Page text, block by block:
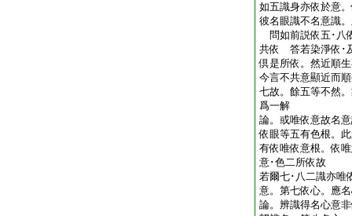
如五識身亦依於意
彼名眼識不名意識
問如前説依五･八
共依 答若染淨依･
倶是所依。然近順
今言不共意顯近而
七故。餘五等不然
爲一解
論。或唯依意故名
依眼等五有色根。
有依唯依意根。依
意･色二所依故
若爾七･八二識亦唯
意。第七依心。應
論。辨識得名心意